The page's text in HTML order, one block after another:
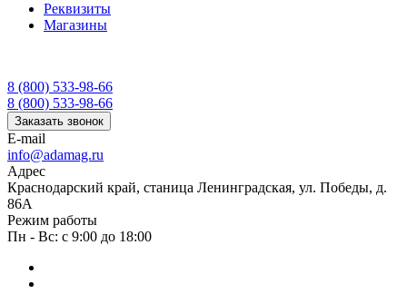
Реквизиты
Магазины
8 (800) 533-98-66
8 (800) 533-98-66
Заказать звонок
E-mail
info@adamag.ru
Адрес
Краснодарский край, станица Ленинградская, ул. Победы, д.
86А
Режим работы
Пн - Вс: с 9:00 до 18:00